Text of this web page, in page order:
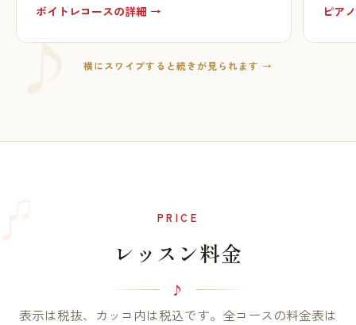
ボイトレコースの詳細 → ピア
横にスワイプすると続きが見られます →
PRICE
レッスン料金
表示は税抜、カッコ内は税込です。全コースの料金表は